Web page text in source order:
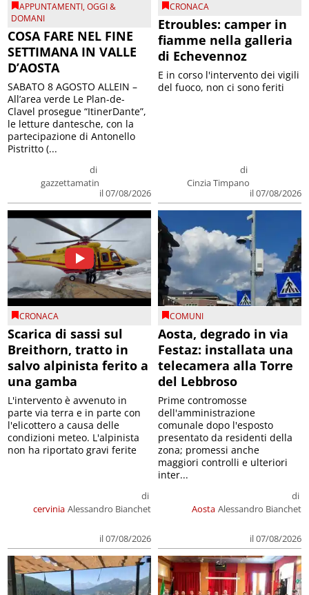
APPUNTAMENTI,OGGI &
DOMANI
COSA FARE NEL FINE
SETTIMANA IN VALLE
D’AOSTA
di
gazzettamatin
il 07/08/2026
SABATO 8 AGOSTO ALLEIN –
All’area verde Le Plan-de-
Clavel prosegue “ItinerDante”,
le letture dantesche, con la
partecipazione di Antonello
Pistritto (...
CRONACA
Etroubles: camper in
fiamme nella galleria
di Echevennoz
di
Cinzia Timpano
il 07/08/2026
E in corso l'intervento dei vigili
del fuoco, non ci sono feriti
CRONACA
Scarica di sassi sul
Breithorn, tratto in
salvo alpinista ferito a
una gamba
cervinia
di
Alessandro Bianchet
il 07/08/2026
L'intervento è avvenuto in
parte via terra e in parte con
l'elicottero a causa delle
condizioni meteo. L'alpinista
non ha riportato gravi ferite
COMUNI
Aosta, degrado in via
Festaz: installata una
telecamera alla Torre
del Lebbroso
Aosta
di
Alessandro Bianchet
il 07/08/2026
Prime contromosse
dell'amministrazione
comunale dopo l'esposto
presentato da residenti della
zona; promessi anche
maggiori controlli e ulteriori
inter...